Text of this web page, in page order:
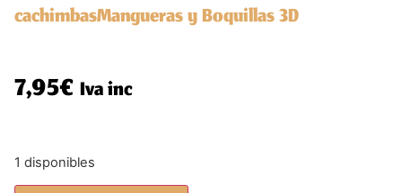
cachimbasMangueras y Boquillas 3D
7,95€Iva inc
1 disponibles